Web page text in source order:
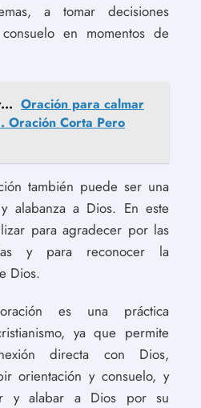
a tomar decisiones
en momentos de
Oración para calmar
Oración Corta Pero
también puede ser una
alabanza a Dios. En este
para agradecer por las
y para reconocer la
Dios.
es una práctica
ya que permite
directa con Dios,
orientación y consuelo, y
y alabar a Dios por su